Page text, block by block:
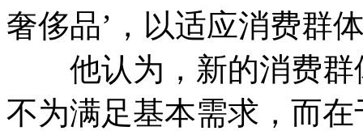
奢侈品’，以适应消费群
他认为，新的消费群
不为满足基本需求，而